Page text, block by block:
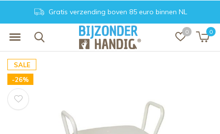
0 0
Gratis verzending boven 85 euro binnen NL
SALE
-26%